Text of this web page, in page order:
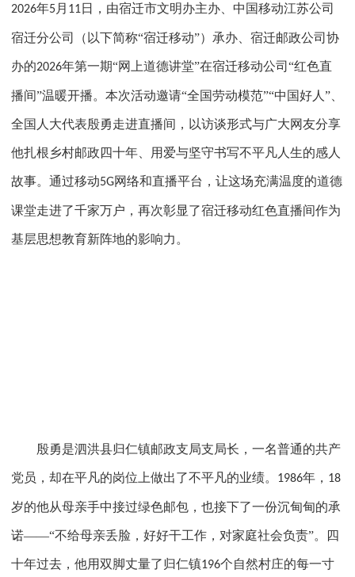
2026年5月 11日，由宿迁市文明办主办、中国移动江苏公司
宿迁分公司（以下简称“宿迁移动”）承办、宿迁邮政公司协
办的2026年第一期“网上道德讲堂”在宿迁移动公司“红色直
播间”温暖开播。本次活动邀请“全国劳动模范”“中国好人”、
全国人大代表殷勇走进直播间，以访谈形式与广大网友分享
他扎根乡村邮政四十年、用爱与坚守书写不平凡人生的感人
故事。通过移动5G网络和直播平台，让这场充满温度的道德
课堂走进了千家万户，再次彰显了宿迁移动红色直播间作为
基层思想教育新阵地的影响力。
殷勇是泗洪县归仁镇邮政支局支局长，一名普通的共产
党员，却在平凡的岗位上做出了不平凡的业绩。 1986年， 18
岁的他从母亲手中接过绿色邮包，也接下了一份沉甸甸的承
诺——“不给母亲丢脸，好好干工作，对家庭社会负责”。四
十年过去，他用双脚丈量了归仁镇196个自然村庄的每一寸